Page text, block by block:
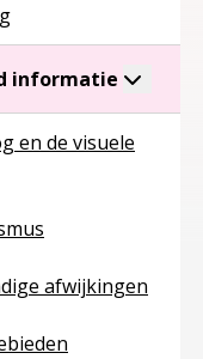
in deze herziening
informatie Ga naar
Toggle
en de visuele
van het oog
en
afwijkingen